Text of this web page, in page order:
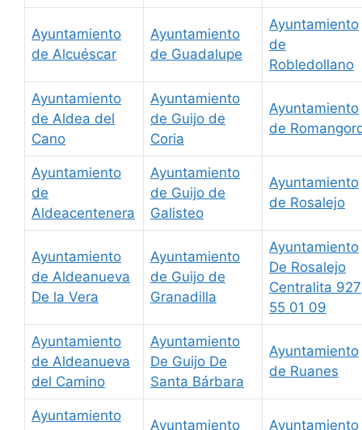
Ayuntamiento
de Alcuéscar
Ayuntamiento
de Guadalupe
Ayuntamiento
de
Robledollano
Ayuntamiento
de Aldea del
Cano
Ayuntamiento
de Guijo de
Coria
Ayuntamiento
de
Ayuntamiento
de
Aldeacentenera
Ayuntamiento
de Guijo de
Galisteo
Ayuntamiento
de Rosalejo
Ayuntamiento
de Aldeanueva
De la Vera
Ayuntamiento
de Guijo de
Granadilla
Ayuntamiento
De Rosalejo
Centralita 927
55 01 09
Ayuntamiento
de Aldeanueva
del Camino
Ayuntamiento
De Guijo De
Santa Bárbara
Ayuntamiento
de Ruanes
Ayuntamiento
Ayuntamiento Ayuntamiento